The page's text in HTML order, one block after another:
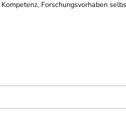
Forschungsvorhaben